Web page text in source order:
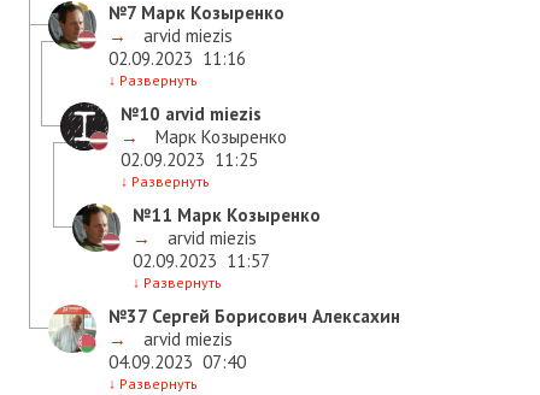
№7 Марк Козыренко
→
arvid miezis
02.09.2023 11:16
↓ Развернуть
№10 arvid miezis
→
Марк Козыренко
02.09.2023 11:25
↓ Развернуть
№11 Марк Козыренко
→
arvid miezis
02.09.2023 11:57
↓ Развернуть
№37 Сергей Борисович Алексахин
→
arvid miezis
04.09.2023 07:40
↓ Развернуть